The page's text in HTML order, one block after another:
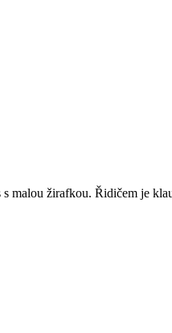
malou žirafkou. Řidičem je